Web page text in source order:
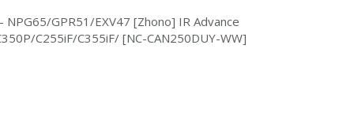
GPR51/EXV47 [Zhono] IR Advance
C255iF/C355iF/ [NC-CAN250DUY-WW]